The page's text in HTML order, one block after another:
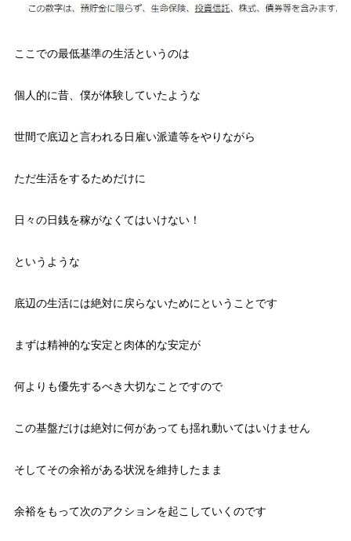
ここでの最低基準の生活というのは
個人的に昔、僕が体験していたような
世間で底辺と言われる日雇い派遣等をやりながら
ただ生活をするためだけに
日々の日銭を稼がなくてはいけない！
というような
底辺の生活には絶対に戻らないためにということです
まずは精神的な安定と肉体的な安定が
何よりも優先するべき大切なことですので
この基盤だけは絶対に何があっても揺れ動いてはいけません
そしてその余裕がある状況を維持したまま
余裕をもって次のアクションを起こしていくのです